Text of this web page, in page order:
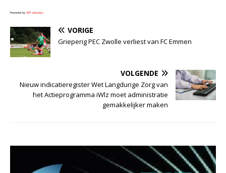
Powered by WPeMatico
VORIGE
Grieperig PEC Zwolle verliest van FC Emmen
VOLGENDE
Nieuw indicatieregister Wet Langdurige Zorg van
het Actieprogramma iWlz moet administratie
gemakkelijker maken